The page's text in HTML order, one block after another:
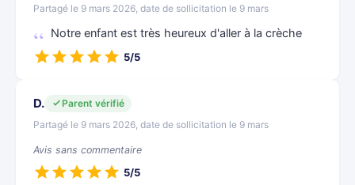
Partagé le 9 mars 2026, date de sollicitation le 9 mars
Notre enfant est très heureux d'aller à la crèche
5/5
D.
Parent vérifié
Partagé le 9 mars 2026, date de sollicitation le 9 mars
Avis sans commentaire
5/5